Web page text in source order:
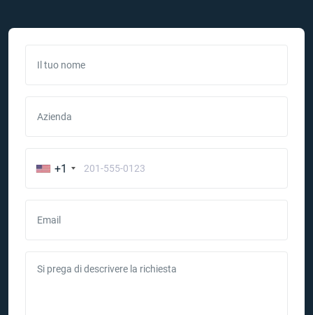
Il tuo nome
Azienda
+1
Email
Si prega di descrivere la richiesta